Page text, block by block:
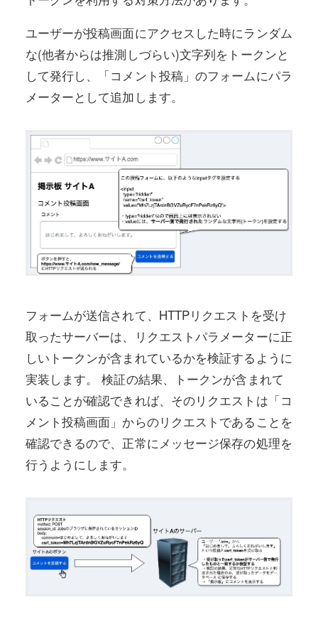
ユーザーが投稿画面にアクセスした時にランダム
な(他者からは推測しづらい)文字列をトークンと
して発行し、「コメント投稿」のフォームにパラ
メーターとして追加します。
フォームが送信されて、HTTPリクエストを受け
取ったサーバーは、リクエストパラメーターに正
しいトークンが含まれているかを検証するように
実装します。 検証の結果、トークンが含まれて
いることが確認できれば、そのリクエストは「コ
メント投稿画面」からのリクエストであることを
確認できるので、正常にメッセージ保存の処理を
行うようにします。